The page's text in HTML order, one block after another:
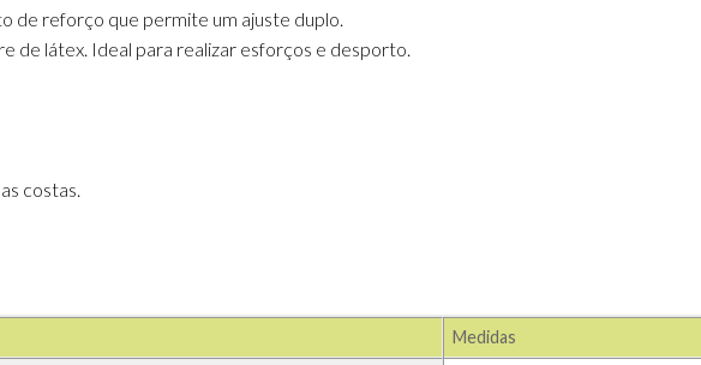
de reforço que permite um ajuste duplo.
de látex. Ideal para realizar esforços e desporto.
costas.
Medidas